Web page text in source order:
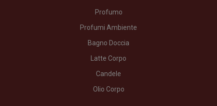
Profumo
Profumi Ambiente
Bagno Doccia
Latte Corpo
Candele
Olio Corpo